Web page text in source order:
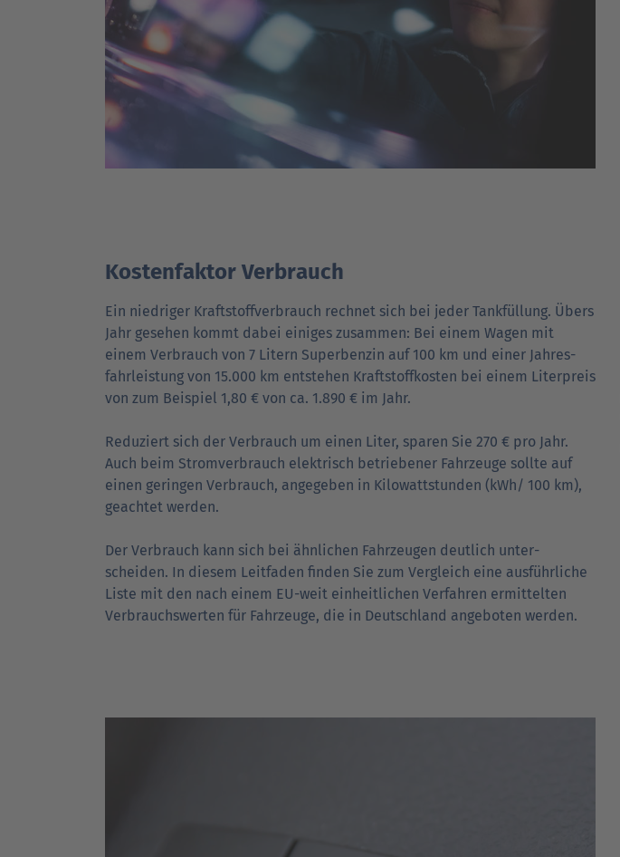
Kostenfaktor Verbrauch
Ein niedriger Kraftstoff­verbrauch rechnet sich bei jeder Tank­füllung. Übers
Jahr gesehen kommt dabei einiges zusammen: Bei einem Wagen mit
einem Verbrauch von 7 Litern Super­benzin auf 100 km und einer Jahres­
fahr­leistung von 15.000 km entstehen Kraft­stoff­kosten bei einem Liter­preis
von zum Beispiel 1,80 € von ca. 1.890 € im Jahr.
Reduziert sich der Verbrauch um einen Liter, sparen Sie 270 € pro Jahr.
Auch beim Strom­verbrauch elektrisch betriebener Fahr­zeuge sollte auf
einen geringen Verbrauch, angegeben in Kilo­watt­stunden (kWh/ 100 km),
geachtet werden.
Der Verbrauch kann sich bei ähnlichen Fahr­zeugen deutlich unter­
scheiden. In diesem Leit­faden finden Sie zum Vergleich eine ausführliche
Liste mit den nach einem EU-weit einheitlichen Verfahren ermittelten
Verbrauchs­werten für Fahrzeuge, die in Deutsch­land angeboten werden.